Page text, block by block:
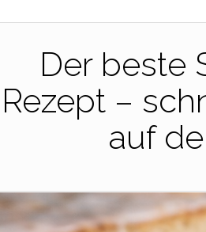
Der beste
Rezept –
auf